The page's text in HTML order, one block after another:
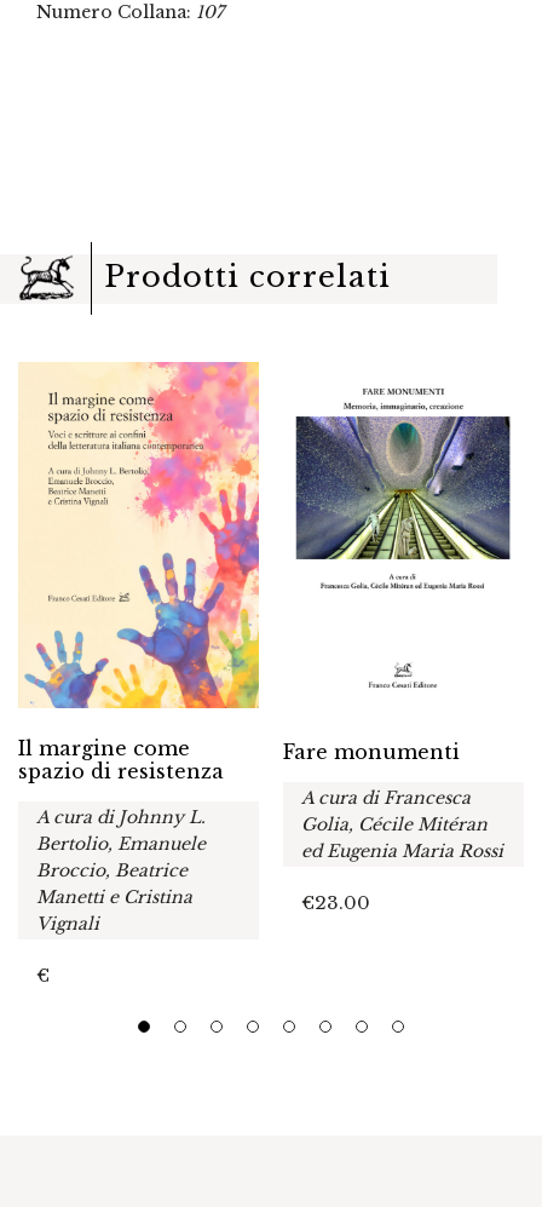
Numero Collana: 107
Prodotti correlati
Il margine come
spazio di resistenza
A cura di Johnny L.
Bertolio, Emanuele
Broccio, Beatrice
Manetti e Cristina
Vignali
€
Fare monumenti
A cura di Francesca
Golia, Cécile Mitéran
ed Eugenia Maria Rossi
€23.00